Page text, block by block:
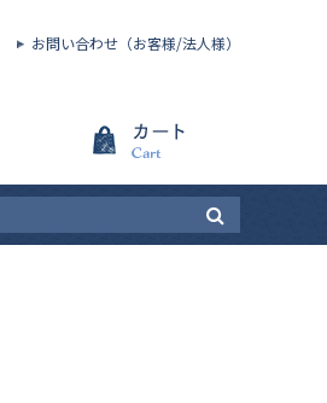
お問い合わせ（お客様/法人様）